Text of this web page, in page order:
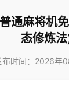
通麻将机
态修炼
布时间：2026年